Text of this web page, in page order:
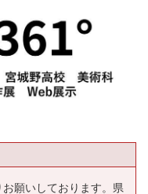
願いしております。県